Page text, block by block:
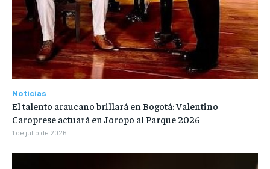
Noticias
El talento araucano brillará en Bogotá: Valentino
Caroprese actuará en Joropo al Parque 2026
1 de julio de 2026